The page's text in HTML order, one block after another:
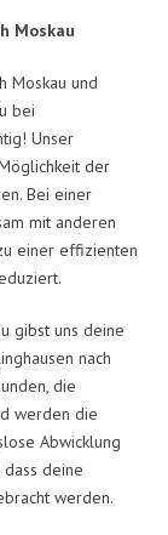
Moskau
Moskau und
bei
Unser
der
Bei einer
mit anderen
einer effizienten
gibst uns deine
nach
die
werden die
Abwicklung
deine
werden.